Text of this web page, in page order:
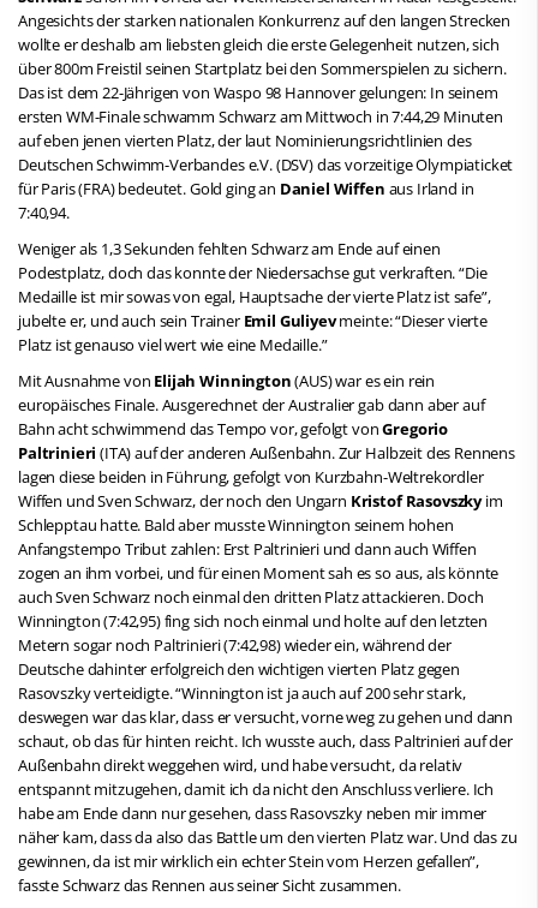
Angesichts der starken nationalen Konkurrenz auf den langen Strecken
wollte er deshalb am liebsten gleich die erste Gelegenheit nutzen, sich
über 800m Freistil seinen Startplatz bei den Sommerspielen zu sichern.
Das ist dem 22-Jährigen von Waspo 98 Hannover gelungen: In seinem
ersten WM-Finale schwamm Schwarz am Mittwoch in 7:44,29 Minuten
auf eben jenen vierten Platz, der laut Nominierungsrichtlinien des
Deutschen Schwimm-Verbandes e.V. (DSV) das vorzeitige Olympiaticket
für Paris (FRA) bedeutet. Gold ging an Daniel Wiffen aus Irland in
7:40,94.
Weniger als 1,3 Sekunden fehlten Schwarz am Ende auf einen
Podestplatz, doch das konnte der Niedersachse gut verkraften. “Die
Medaille ist mir sowas von egal, Hauptsache der vierte Platz ist safe”,
jubelte er, und auch sein Trainer Emil Guliyevmeinte: “Dieser vierte
Platz ist genauso viel wert wie eine Medaille.”
Mit Ausnahme von Elijah Winnington(AUS) war es ein rein
europäisches Finale. Ausgerechnet der Australier gab dann aber auf
Bahn acht schwimmend das Tempo vor, gefolgt vonGregorio
Paltrinieri (ITA) auf der anderen Außenbahn. Zur Halbzeit des Rennens
lagen diese beiden in Führung, gefolgt von Kurzbahn-Weltrekordler
Wiffen und Sven Schwarz, der noch den Ungarn Kristof Rasovszkyim
Schlepptau hatte. Bald aber musste Winnington seinem hohen
Anfangstempo Tribut zahlen: Erst Paltrinieri und dann auch Wiffen
zogen an ihm vorbei, und für einen Moment sah es so aus, als könnte
auch Sven Schwarz noch einmal den dritten Platz attackieren. Doch
Winnington (7:42,95) fing sich noch einmal und holte auf den letzten
Metern sogar noch Paltrinieri (7:42,98) wieder ein, während der
Deutsche dahinter erfolgreich den wichtigen vierten Platz gegen
Rasovszky verteidigte. “Winnington ist ja auch auf 200 sehr stark,
deswegen war das klar, dass er versucht, vorne weg zu gehen und dann
schaut, ob das für hinten reicht. Ich wusste auch, dass Paltrinieri auf der
Außenbahn direkt weggehen wird, und habe versucht, da relativ
entspannt mitzugehen, damit ich da nicht den Anschluss verliere. Ich
habe am Ende dann nur gesehen, dass Rasovszky neben mir immer
näher kam, dass da also das Battle um den vierten Platz war. Und das zu
gewinnen, da ist mir wirklich ein echter Stein vom Herzen gefallen”,
fasste Schwarz das Rennen aus seiner Sicht zusammen.